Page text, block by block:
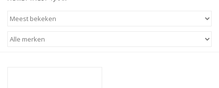
Pax tassen